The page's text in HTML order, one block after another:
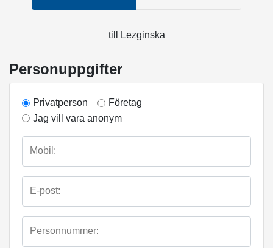
till Lezginska
Personuppgifter
Privatperson
Företag
Jag vill vara anonym
Mobil:
E-post:
Personnummer: